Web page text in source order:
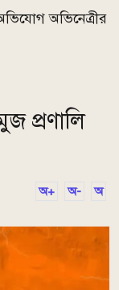
অভিনেত্রীর
প্রণালি
অ+ অ- অ